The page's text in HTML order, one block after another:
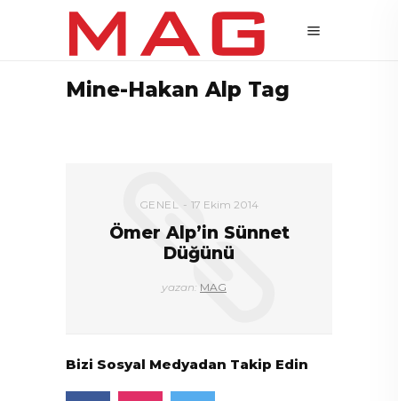
Mine-Hakan Alp Tag
GENEL 17 Ekim 2014
Ömer Alp’in Sünnet
Düğünü
yazan: MAG
Bizi Sosyal Medyadan Takip Edin